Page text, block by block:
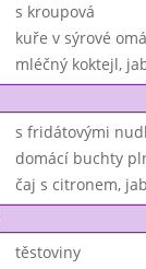
s kroupová
kuře v sýrové
mléčný koktejl,
s fridátovými
domácí buchty
čaj s citronem,
těstoviny